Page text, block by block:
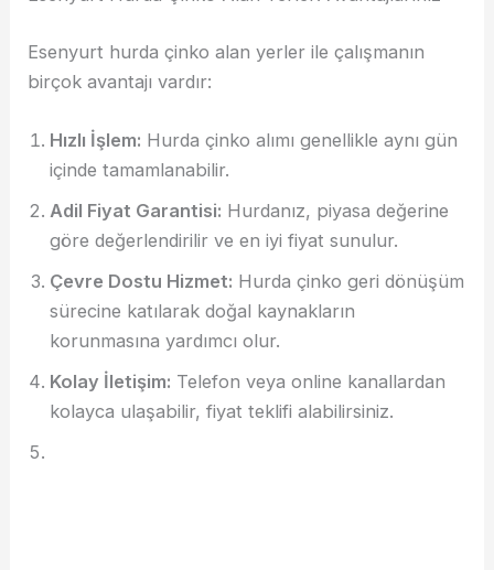
Esenyurt hurda çinko alan yerler ile çalışmanın
birçok avantajı vardır:
Hızlı İşlem: Hurda çinko alımı genellikle aynı gün
içinde tamamlanabilir.
Adil Fiyat Garantisi: Hurdanız, piyasa değerine
göre değerlendirilir ve en iyi fiyat sunulur.
Çevre Dostu Hizmet: Hurda çinko geri dönüşüm
sürecine katılarak doğal kaynakların
korunmasına yardımcı olur.
Kolay İletişim: Telefon veya online kanallardan
kolayca ulaşabilir, fiyat teklifi alabilirsiniz.